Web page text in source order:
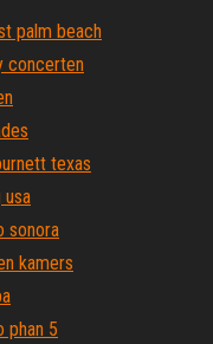
palm beach
concerten
texas
sonora
kamers
phan 5